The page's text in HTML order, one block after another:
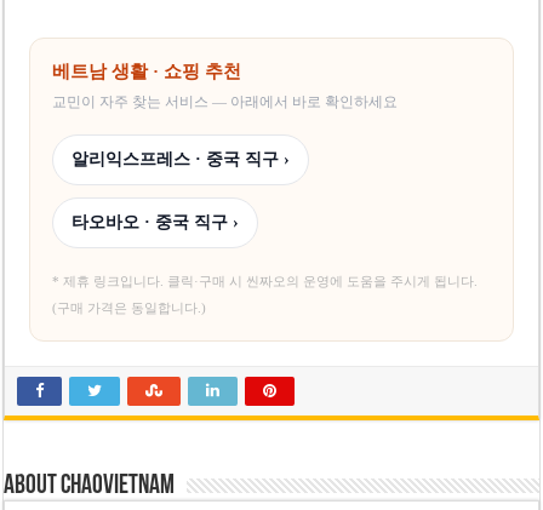
베트남 생활 · 쇼핑 추천
교민이 자주 찾는 서비스 — 아래에서 바로 확인하세요
알리익스프레스 · 중국 직구 ›
타오바오 · 중국 직구 ›
* 제휴 링크입니다. 클릭·구매 시 씬짜오의 운영에 도움을 주시게 됩니다.
(구매 가격은 동일합니다.)
About chaovietnam